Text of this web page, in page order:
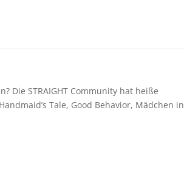
Die STRAIGHT Community hat heiße
Tale, Good Behavior, Mädchen in